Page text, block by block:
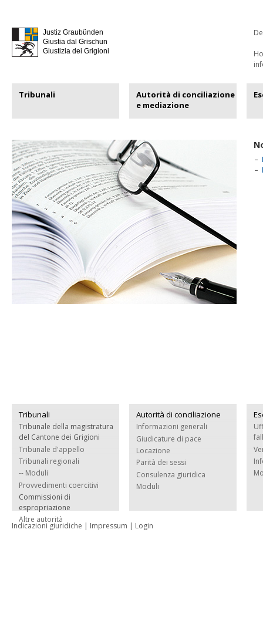
Justiz Graubünden
Giustia dal Grischun
Giustizia dei Grigioni
Tribunali
Autorità di conciliazione
e mediazione
Tribunali
Tribunale della magistratura
del Cantone dei Grigioni
Tribunale d'appello
Tribunali regionali
-- Moduli
Provvedimenti coercitivi
Commissioni di
espropriazione
Altre autorità
Autorità di conciliazione
Informazioni generali
Giudicature di pace
Locazione
Parità dei sessi
Consulenza giuridica
Moduli
Indicazioni giuridiche | Impressum | Login